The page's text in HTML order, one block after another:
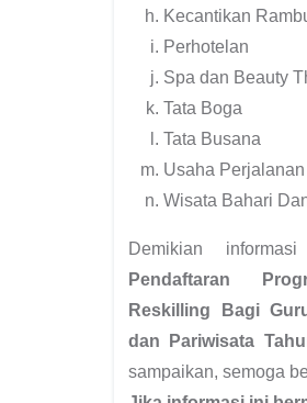
Kecantikan
Perhotelan
Spa dan Beauty
Tata Boga
Tata Busana
Usaha
Wisata Bahari
Demikian
Pendaftaran
Reskilling Bagi
dan Pariwisata
sampaikan, semoga